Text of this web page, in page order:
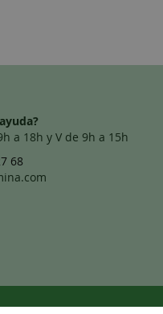
a 18h y V de 9h a 15h
68